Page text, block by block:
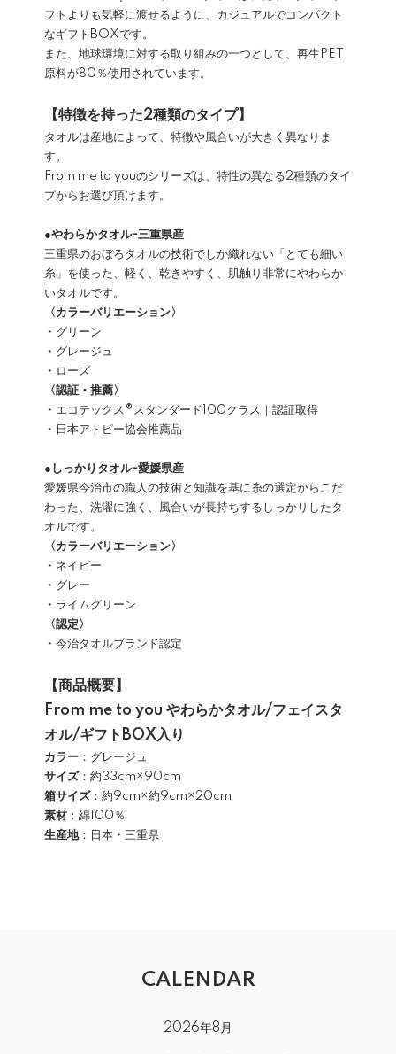
フトよりも気軽に渡せるように、カジュアルでコンパクト
なギフトBOXです。
また、地球環境に対する取り組みの一つとして、再生PET
原料が80％使用されています。
【特徴を持った2種類のタイプ】
タオルは産地によって、特徴や風合いが大きく異なりま
す。
From me to youのシリーズは、特性の異なる2種類のタイ
プからお選び頂けます。
●やわらかタオルｰ三重県産
三重県のおぼろタオルの技術でしか織れない「とても細い
糸」を使った、軽く、乾きやすく、肌触り非常にやわらか
いタオルです。
〈カラーバリエーション〉
・グリーン
・グレージュ
・ローズ
〈認証・推薦〉
・エコテックス®スタンダード100クラス｜認証取得
・日本アトピー協会推薦品
● しっかりタオルｰ愛媛県産
愛媛県今治市の職人の技術と知識を基に糸の選定からこだ
わった、洗濯に強く、風合いが長持ちするしっかりしたタ
オルです。
〈カラーバリエーション〉
・ネイビー
・グレー
・ライムグリーン
〈認定〉
・今治タオルブランド認定
【商品概要】
From me to you やわらかタオル/フェイスタ
オル/ギフトBOX入り
カラー ：グレージュ
サイズ ：約33cm×90cm
箱サイズ ：約9cm×約9cm×20cm
素材 ：綿100％
生産地：日本・三重県
CALENDAR
2026年8月